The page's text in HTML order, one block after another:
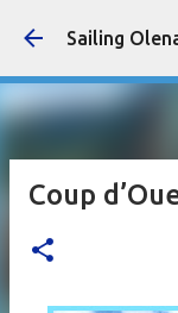
Sailing
Coup